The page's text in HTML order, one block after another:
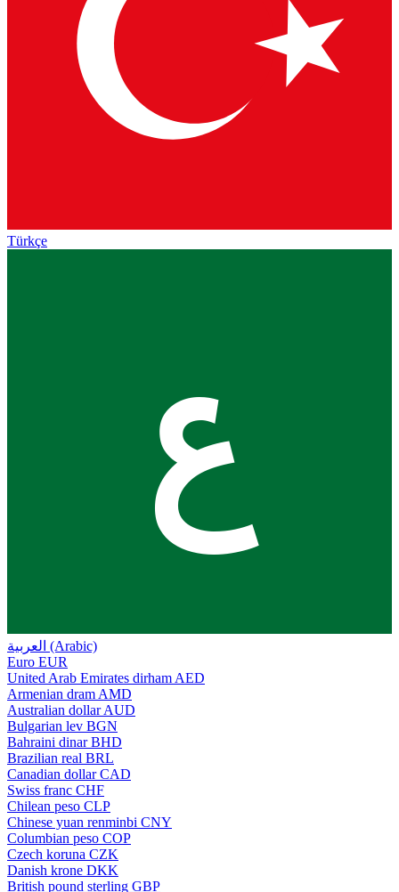
Türkçe
ع
العربية (Arabic)
Euro EUR
United Arab Emirates dirham AED
Armenian dram AMD
Australian dollar AUD
Bulgarian lev BGN
Bahraini dinar BHD
Brazilian real BRL
Canadian dollar CAD
Swiss franc CHF
Chilean peso CLP
Chinese yuan renminbi CNY
Columbian peso COP
Czech koruna CZK
Danish krone DKK
British pound sterling GBP